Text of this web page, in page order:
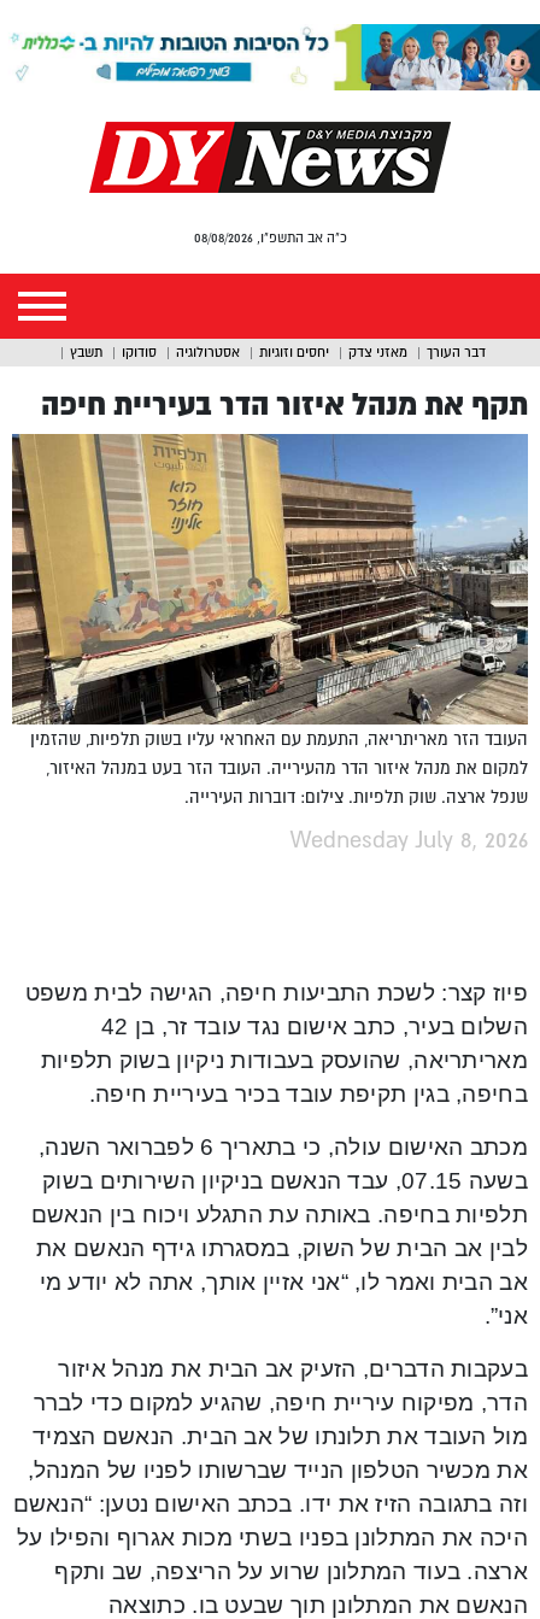
כ"ה אב התשפ"ו, 08/08/2026
דבר העורך מאזני צדק יחסים וזוגיות אסטרולוגיה סודוקו תשבץ
תקף את מנהל איזור הדר בעיריית חיפה
העובד הזר מאריתריאה, התעמת עם האחראי עליו בשוק תלפיות, שהזמין
למקום את מנהל איזור הדר מהעירייה. העובד הזר בעט במנהל האיזור,
שנפל ארצה. שוק תלפיות. צילום: דוברות העירייה.
Wednesday July 8, 2026
פיוז קצר: לשכת התביעות חיפה, הגישה לבית משפט
השלום בעיר, כתב אישום נגד עובד זר, בן 42
מאריתריאה, שהועסק בעבודות ניקיון בשוק תלפיות
בחיפה, בגין תקיפת עובד בכיר בעיריית חיפה.
מכתב האישום עולה, כי בתאריך 6 לפברואר השנה,
בשעה 07.15, עבד הנאשם בניקיון השירותים בשוק
תלפיות בחיפה. באותה עת התגלע ויכוח בין הנאשם
לבין אב הבית של השוק, במסגרתו גידף הנאשם את
אב הבית ואמר לו, “אני אזיין אותך, אתה לא יודע מי
אני”.
בעקבות הדברים, הזעיק אב הבית את מנהל איזור
הדר, מפיקוח עיריית חיפה, שהגיע למקום כדי לברר
מול העובד את תלונתו של אב הבית. הנאשם הצמיד
את מכשיר הטלפון הנייד שברשותו לפניו של המנהל,
וזה בתגובה הזיז את ידו. בכתב האישום נטען: “הנאשם
היכה את המתלונן בפניו בשתי מכות אגרוף והפילו על
ארצה. בעוד המתלונן שרוע על הריצפה, שב ותקף
הנאשם את המתלונן תוך שבעט בו. כתוצאה